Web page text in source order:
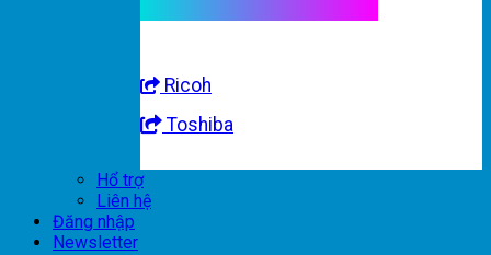
Ricoh
Toshiba
Hổ trợ
Liên hệ
Đăng nhập
Newsletter